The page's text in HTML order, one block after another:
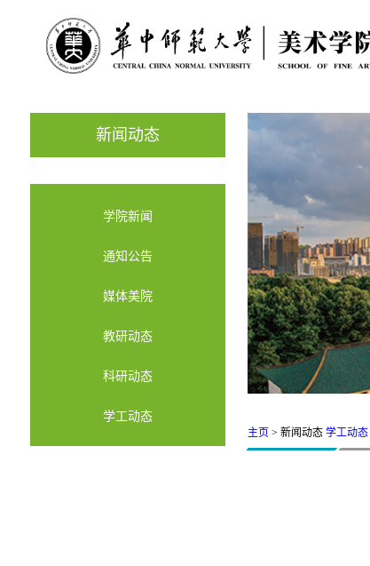
新闻动态
学院新闻
通知公告
媒体美院
教研动态
科研动态
学工动态
主页 > 新闻动态 学工动态